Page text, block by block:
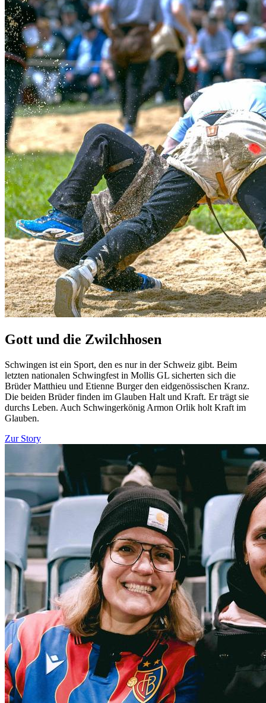
Gott und die Zwilchhosen
Schwingen ist ein Sport, den es nur in der Schweiz gibt. Beim
letzten nationalen Schwingfest in Mollis GL sicherten sich die
Brüder Matthieu und Etienne Burger den eidgenössischen Kranz.
Die beiden Brüder finden im Glauben Halt und Kraft. Er trägt sie
durchs Leben. Auch Schwingerkönig Armon Orlik holt Kraft im
Glauben.
Zur Story